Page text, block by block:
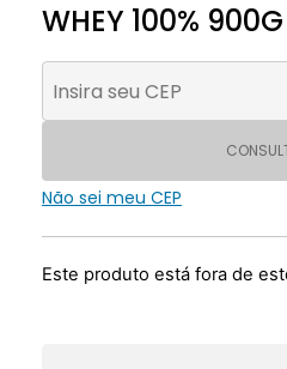
WHEY 100%
Não sei meu CEP
Este produto está fora de